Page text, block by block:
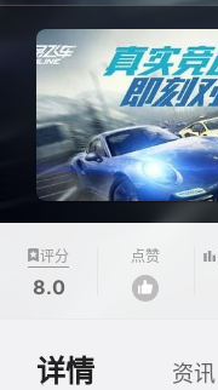
评分
8.0
点赞
详情 资讯